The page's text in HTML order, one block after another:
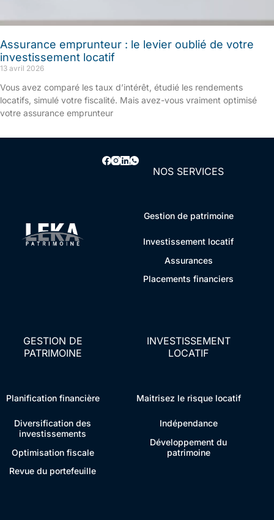
Assurance emprunteur : le levier oublié de votre
investissement locatif
13 avril 2026
Vous avez comparé les taux d’intérêt, étudié les rendements
locatifs, simulé votre fiscalité. Mais avez-vous vraiment optimisé
votre assurance emprunteur
NOS SERVICES
Gestion de patrimoine
Investissement locatif
Assurances
Placements financiers
GESTION DE
PATRIMOINE
Planification financière
Diversification des
investissements
Optimisation fiscale
Revue du portefeuille
INVESTISSEMENT
LOCATIF
Maitrisez le risque locatif
Indépendance
Développement du
patrimoine